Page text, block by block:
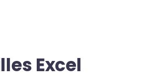
Excel